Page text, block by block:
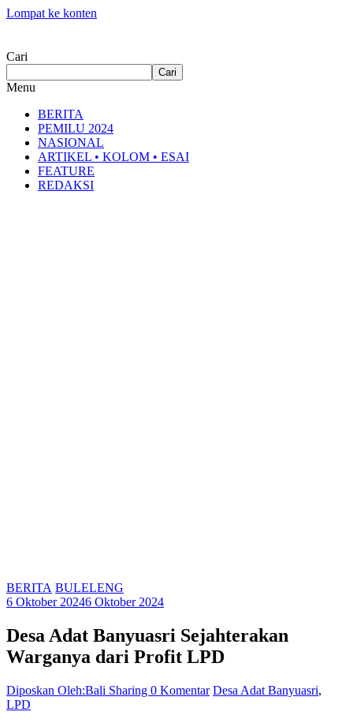
Lompat ke konten
Cari
Cari
Menu
BERITA
PEMILU 2024
NASIONAL
ARTIKEL • KOLOM • ESAI
FEATURE
REDAKSI
BERITA BULELENG
6 Oktober 20246 Oktober 2024
Desa Adat Banyuasri Sejahterakan
Warganya dari Profit LPD
Diposkan Oleh:Bali Sharing 0 Komentar Desa Adat Banyuasri,
LPD